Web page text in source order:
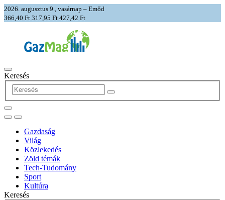
2026. augusztus 9., vasárnap – Emőd
366,40 Ft 317,95 Ft 427,42 Ft
Keresés
Gazdaság
Világ
Közlekedés
Zöld témák
Tech-Tudomány
Sport
Kultúra
Keresés